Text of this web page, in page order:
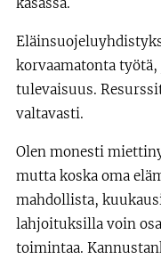
korvaamatonta
tulevaisuus.
valtavasti.
Olen monesti
mutta koska oma
mahdollista,
lahjoituksilla voin
toimintaa.